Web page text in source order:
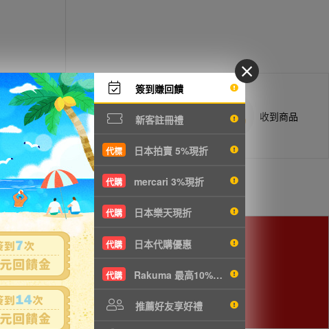
簽到賺回饋
新客註冊禮
代標 日本拍賣 5%現折
代購 mercari 3%現折
代購 日本樂天現折
代購 日本代購優惠
代購 Rakuma 最高10%現折
推薦好友享好禮
商品抵台通知出貨 收到商品